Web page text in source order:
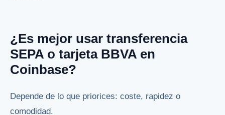
¿Es mejor usar transferencia
SEPA o tarjeta BBVA en
Coinbase?
Depende de lo que priorices: coste, rapidez o
comodidad.